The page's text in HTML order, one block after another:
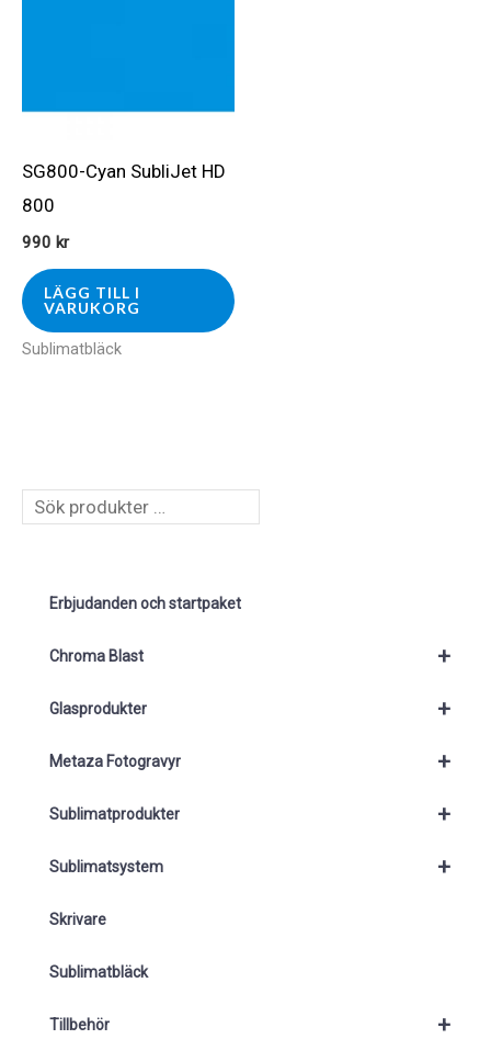
SG800-Cyan SubliJet HD
800
990 kr
LÄGG TILL I
VARUKORG
Sublimatbläck
Erbjudanden och startpaket
+
Chroma Blast
+
Glasprodukter
+
Metaza Fotogravyr
+
Sublimatprodukter
+
Sublimatsystem
Skrivare
Sublimatbläck
+
Tillbehör